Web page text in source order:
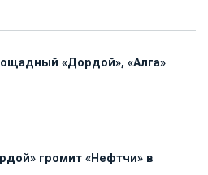
«Дордой», «Алга»
громит «Нефтчи» в